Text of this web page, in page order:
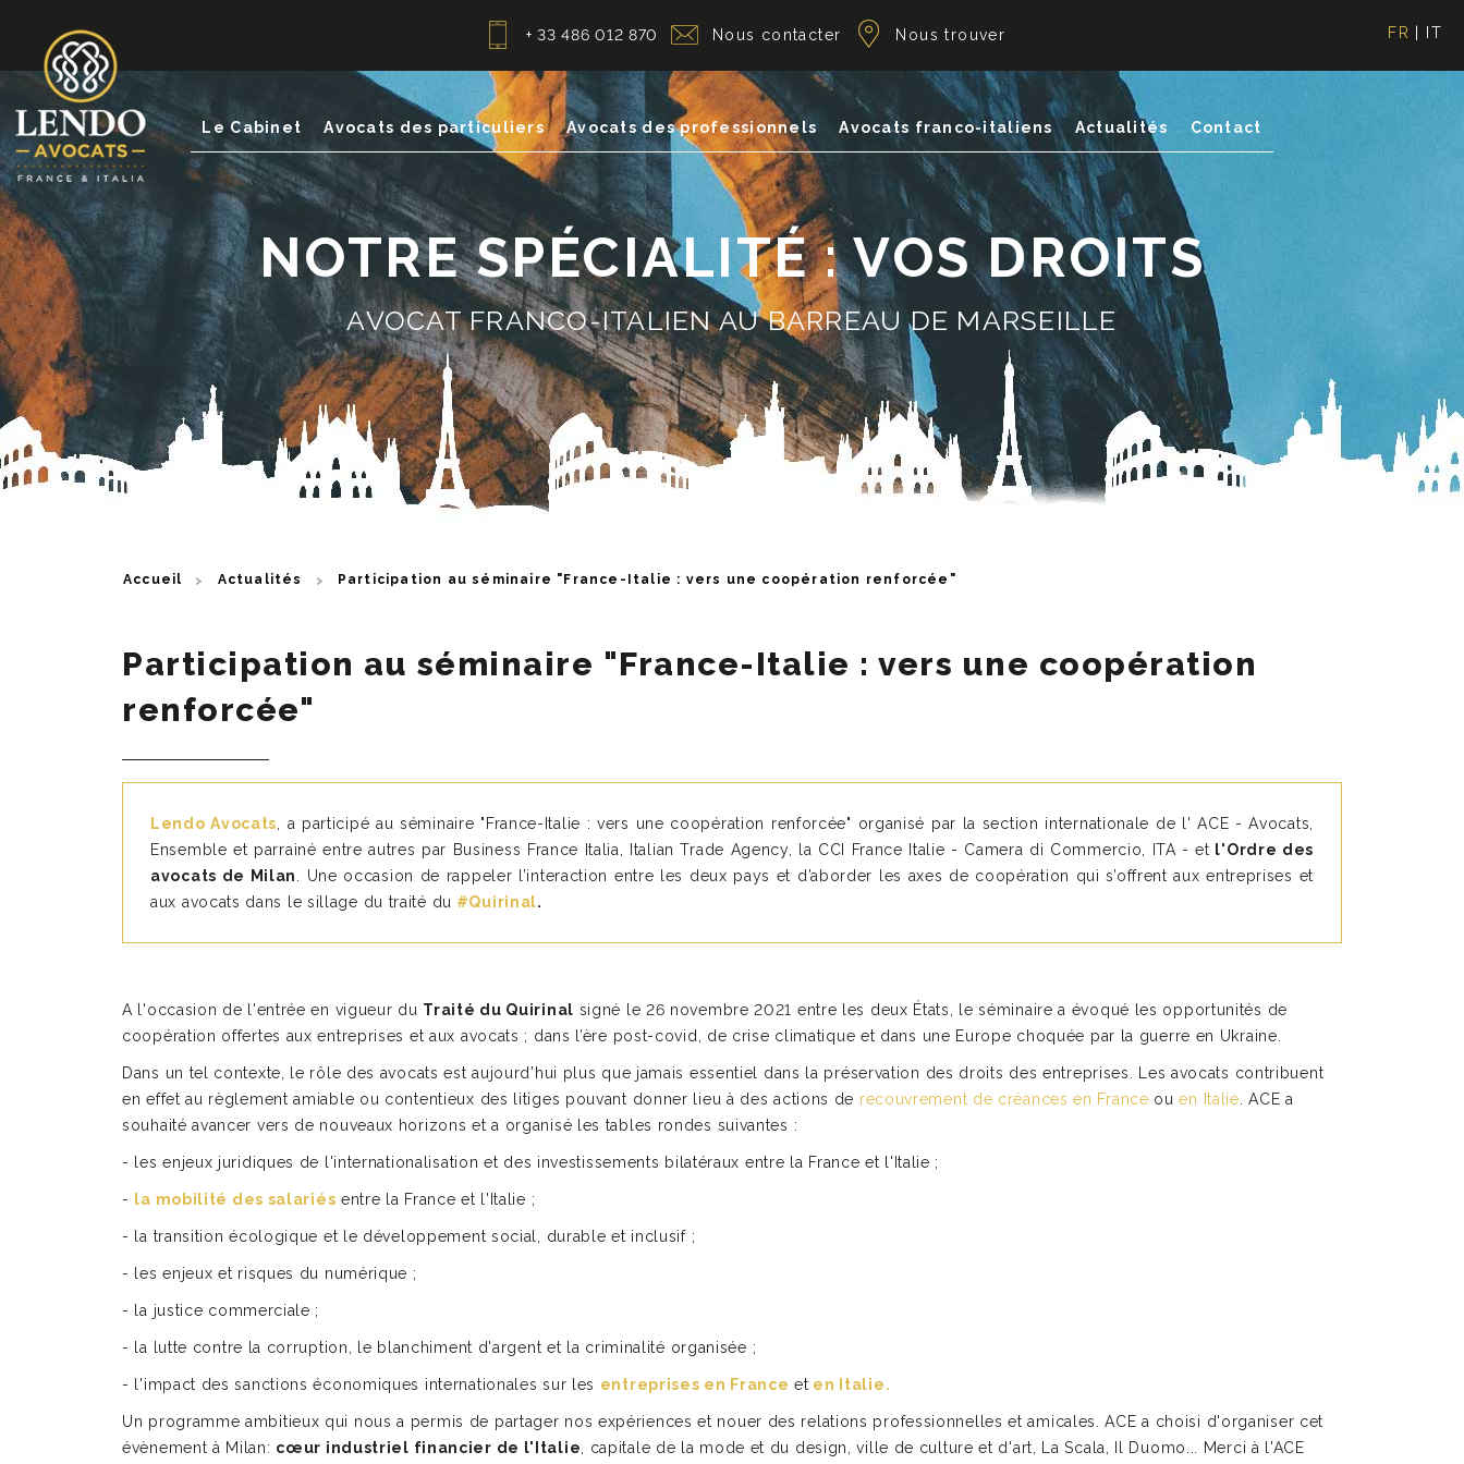
+ 33 486 012 870 Nous contacter Nous trouver FR IT
Le Cabinet Avocats des particuliers Avocats des professionnels Avocats franco-italiens Actualités Contact
NOTRE SPÉCIALITÉ : VOS DROITS
AVOCAT FRANCO-ITALIEN AU BARREAU DE MARSEILLE
Accueil Actualités Participation au séminaire "France-Italie : vers une coopération renforcée"
Participation au séminaire "France-Italie : vers une coopération
renforcée"
Lendo Avocats , a participé au séminaire "France-Italie : vers une coopération renforcée" organisé par la section internationale de l' ACE - Avocats,
Ensemble et parrainé entre autres par Business France Italia, Italian Trade Agency, la CCI France Italie - Camera di Commercio, ITA - et l'Ordre des
avocats de Milan
. Une occasion de rappeler l’interaction entre les deux pays et d’aborder les axes de coopération qui s’offrent aux entreprises et
aux avocats dans le sillage du traité du #Quirinal.
A l'occasion de l'entrée en vigueur du Traité du Quirinal signé le 26 novembre 2021 entre les deux États, le séminaire a évoqué les opportunités de
coopération offertes aux entreprises et aux avocats ; dans l’ère post-covid, de crise climatique et dans une Europe choquée par la guerre en Ukraine.
Dans un tel contexte, le rôle des avocats est aujourd’hui plus que jamais essentiel dans la préservation des droits des entreprises. Les avocats contribuent
en effet au règlement amiable ou contentieux des litiges pouvant donner lieu à des actions de recouvrement de créances en France ouen Italie . ACE a
souhaité avancer vers de nouveaux horizons et a organisé les tables rondes suivantes :
- les enjeux juridiques de l'internationalisation et des investissements bilatéraux entre la France et l'Italie ;
- la mobilité des salariés entre la France et l'Italie ;
- la transition écologique et le développement social, durable et inclusif ;
- les enjeux et risques du numérique ;
- la justice commerciale ;
- la lutte contre la corruption, le blanchiment d'argent et la criminalité organisée ;
- l'impact des sanctions économiques internationales sur les entreprises en France et en Italie.
Un programme ambitieux qui nous a permis de partager nos expériences et nouer des relations professionnelles et amicales. ACE a choisi d'organiser cet
évènement à Milan: cœur industriel financier de l'Italie , capitale de la mode et du design, ville de culture et d'art, La Scala, Il Duomo... Merci à l'ACE